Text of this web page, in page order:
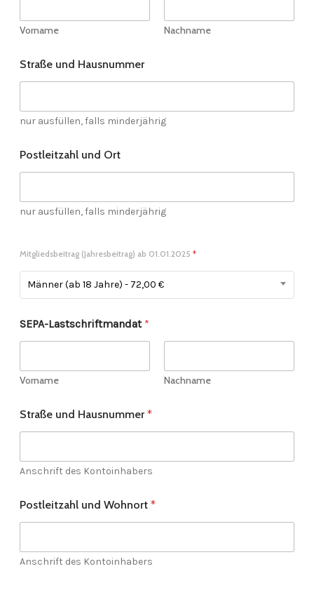
Vorname Nachname
Straße und Hausnummer
nur ausfüllen, falls minderjährig
Postleitzahl und Ort
nur ausfüllen, falls minderjährig
Mitgliedsbeitrag (Jahresbeitrag) ab 01.01.2025 *
Männer (ab 18 Jahre) - 72,00 €
SEPA-Lastschriftmandat *
Vorname Nachname
Straße und Hausnummer *
Anschrift des Kontoinhabers
Postleitzahl und Wohnort *
Anschrift des Kontoinhabers